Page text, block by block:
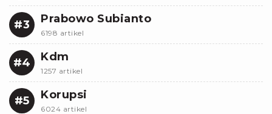
#3 Prabowo Subianto
6198 artikel
#4 Kdm
1257 artikel
#5 Korupsi
6024 artikel